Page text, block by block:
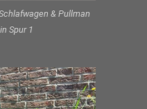
& Pullman
Spur 1